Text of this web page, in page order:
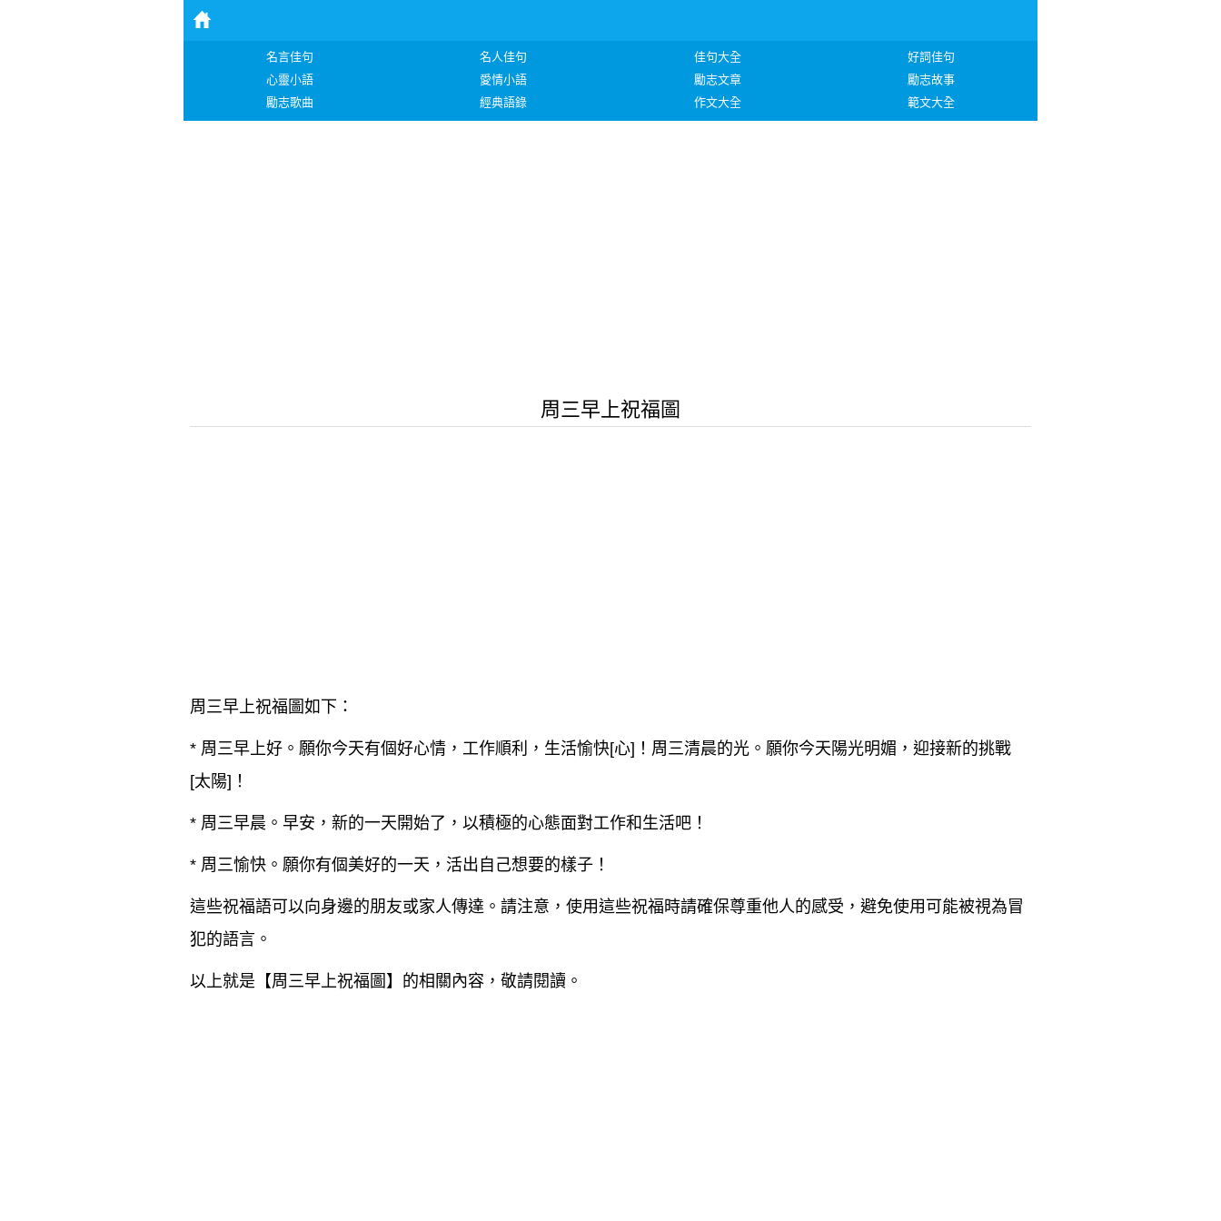
名言佳句 名人佳句 佳句大全
好詞佳句
心靈小語
愛情小語 勵志文章
勵志故事
勵志歌曲
經典語錄 作文大全 範文大全
周三早上祝福圖
周三早上祝福圖如下：
* 周三早上好。願你今天有個好心情，工作順利，生活愉快[心]！ 周三清晨的光。願你今天陽光明媚，迎接新的挑戰
[太陽]！
* 周三早晨 。早安，新的一天開始了，以積極的心態面對工作和生活吧！
* 周三愉快。願你有個美好的一天，活出自己想要的樣子！
這些祝福語可以向身邊的朋友或家人傳達。請注意，使用這些祝福時請確保尊重他人的感受，避免使用可能被視為冒
犯的語言。
以上就是【周三早上祝福圖 】的相關內容，敬請閱讀。